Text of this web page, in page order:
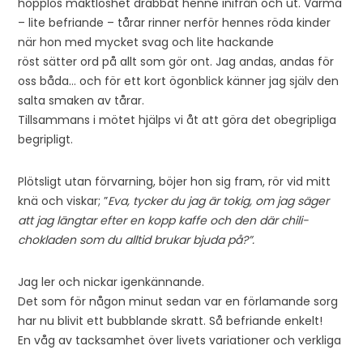
hopplös maktlöshet drabbat henne inifrån och ut. Varma
– lite befriande – tårar rinner nerför hennes röda kinder
när hon med mycket svag och lite hackande
röst sätter ord på allt som gör ont. Jag andas, andas för
oss båda… och för ett kort ögonblick känner jag själv den
salta smaken av tårar.
Tillsammans i mötet hjälps vi åt att göra det obegripliga
begripligt.
Plötsligt utan förvarning, böjer hon sig fram, rör vid mitt
knä och viskar; ”Eva, tycker du jag är tokig, om jag säger
att jag längtar efter en kopp kaffe och den där chili-
chokladen som du alltid brukar bjuda på?”.
Jag ler och nickar igenkännande.
Det som för någon minut sedan var en förlamande sorg
har nu blivit ett bubblande skratt. Så befriande enkelt!
En våg av tacksamhet över livets variationer och verkliga